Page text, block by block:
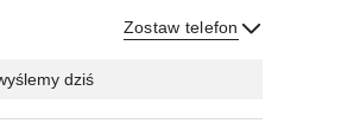
Zostaw telefon
dziś